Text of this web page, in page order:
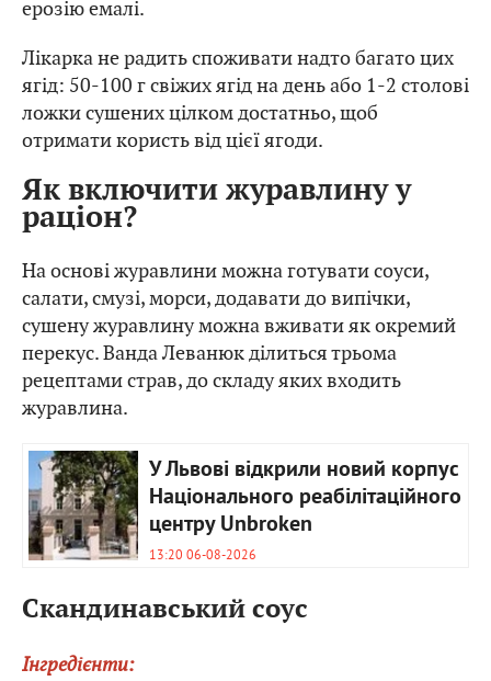
ерозію емалі.
Лікарка не радить споживати надто багато цих
ягід: 50-100 г свіжих ягід на день або 1-2 столові
ложки сушених цілком достатньо, щоб
отримати користь від цієї ягоди.
Як включити журавлину у
раціон?
На основі журавлини можна готувати соуси,
салати, смузі, морси, додавати до випічки,
сушену журавлину можна вживати як окремий
перекус. Ванда Леванюк ділиться трьома
рецептами страв, до складу яких входить
журавлина.
У Львові відкрили новий корпус
Національного реабілітаційного
центру Unbroken
13:20 06-08-2026
Скандинавський соус
Інгредієнти: